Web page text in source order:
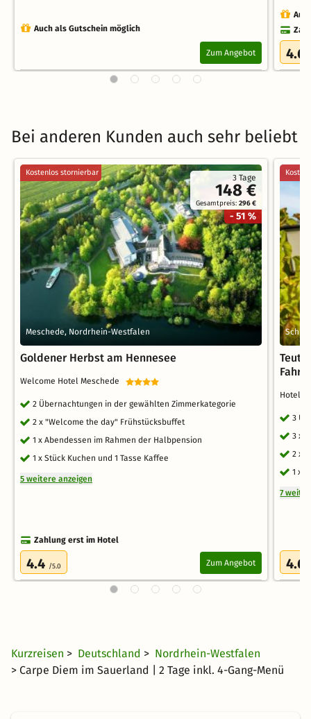
Auch als Gutschein möglich
Zum Angebot 4.6
Bei anderen Kunden auch sehr beliebt
3 Tage
148 €
Gesamtpreis:296 €
- 51 %
Kostenlos stornierbar
Meschede, Nordrhein-Westfalen
Goldener Herbst am Hennesee
Welcome Hotel Meschede
2 Übernachtungen in der gewählten Zimmerkategorie
2 x "Welcome the day" Frühstücksbuffet
1 x Abendessen im Rahmen der Halbpension
1 x Stück Kuchen und 1 Tasse Kaffee
5 weitere anzeigen
Zahlung erst im Hotel
4.4 /5.0 Zum Angebot
Hotel
3
3 x
2 x
1 x
7
4.6
Kurzreisen > Deutschland > Nordrhein-Westfalen
> Carpe Diem im Sauerland | 2 Tage inkl. 4-Gang-Menü